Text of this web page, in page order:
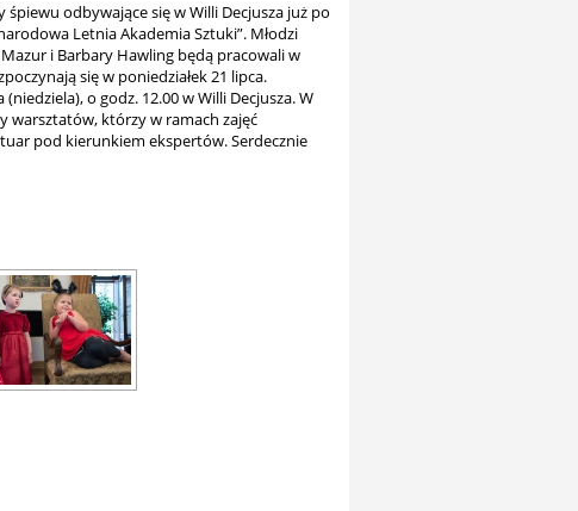
odbywające się w Willi Decjusza już po
Letnia Akademia Sztuki”. Młodzi
i Barbary Hawling będą pracowali w
się w poniedziałek 21 lipca.
o godz. 12.00 w Willi Decjusza. W
warsztatów, którzy w ramach zajęć
pod kierunkiem ekspertów. Serdecznie